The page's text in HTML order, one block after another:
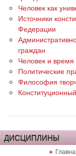
Человек как
Источники
Федерации
граждан
Человек и время
Политические
Философия
ДИСЦИПЛИНЫ